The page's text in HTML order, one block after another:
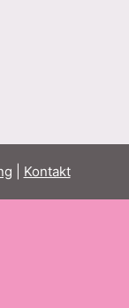
Kontakt